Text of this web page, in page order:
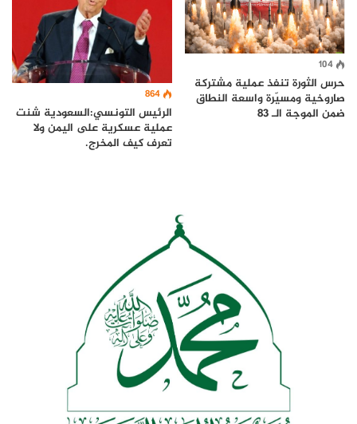
104
حرس الثورة تنفذ عملية مشتركة
صاروخية ومسيّرة واسعة النطاق
ضمن الموجة الـ 83
864
الرئيس التونسي:السعودية شنت
عملية عسكرية على اليمن ولا
تعرف كيف المخرج.